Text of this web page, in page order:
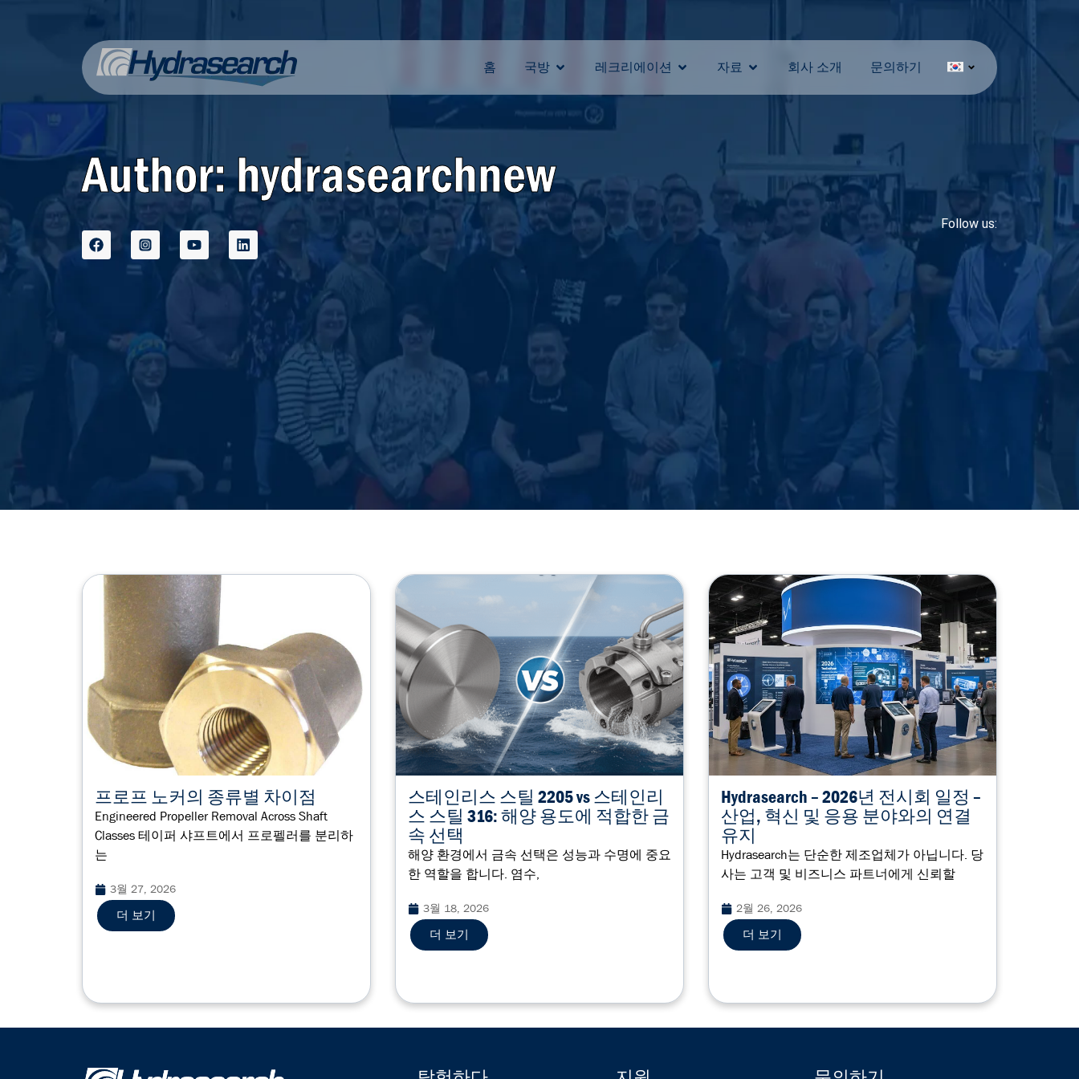
홈 국방 레크리에이션 자료 회사 소개 문의하기
Author:hydrasearchnew
Follow us:
프로프 노커의 종류별 차이점
Engineered Propeller Removal Across Shaft
Classes 테이퍼 샤프트에서 프로펠러를 분리하
는
3월 27, 2026
더 보기
스테인리스 스틸 2205 vs 스테인리
스 스틸 316: 해양 용도에 적합한 금
속 선택
해양 환경에서 금속 선택은 성능과 수명에 중요
한 역할을 합니다. 염수,
3월 18, 2026
더 보기
Hydrasearch – 2026년 전시회 일정 –
산업, 혁신 및 응용 분야와의 연결
유지
Hydrasearch는 단순한 제조업체가 아닙니다. 당
사는 고객 및 비즈니스 파트너에게 신뢰할
2월 26, 2026
더 보기